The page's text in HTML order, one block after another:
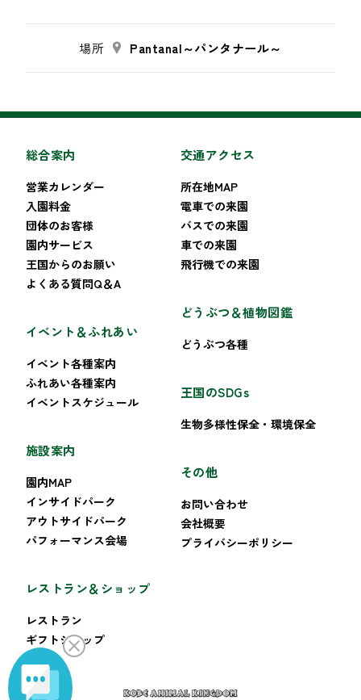
場所 Pantanal～パンタナール～
総合案内
営業カレンダー
入園料金
団体のお客様
園内サービス
王国からのお願い
よくある質問Q＆A
イベント＆ふれあい
イベント各種案内
ふれあい各種案内
イベントスケジュール
施設案内
園内MAP
インサイドパーク
アウトサイドパーク
パフォーマンス会場
レストラン＆ショップ
レストラン
ギフトショップ
交通アクセス
所在地MAP
電車での来園
バスでの来園
車での来園
飛行機での来園
どうぶつ＆植物図鑑
どうぶつ各種
王国のSDGs
生物多様性保全・環境保全
その他
お問い合わせ
会社概要
プライバシーポリシー